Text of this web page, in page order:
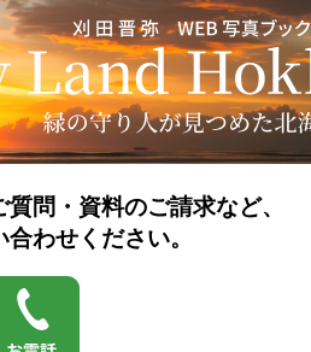
問・資料のご請求など、
わせください。